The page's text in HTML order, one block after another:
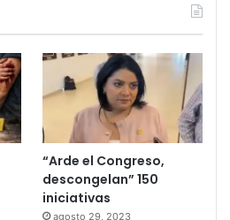
“Arde el Congreso,
descongelan” 150
iniciativas
agosto 29, 2023